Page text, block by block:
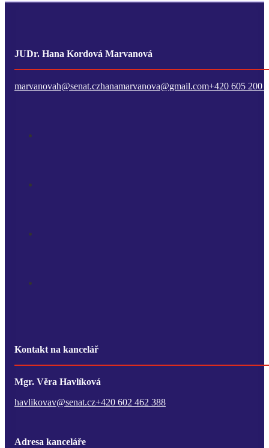
JUDr. Hana Kordová Marvanová
marvanovah@senat.czhanamarvanova@gmail.com+420 605 200
Kontakt na kancelář
Mgr. Věra Havlíková
havlikovav@senat.cz+420 602 462 388
Adresa kanceláře